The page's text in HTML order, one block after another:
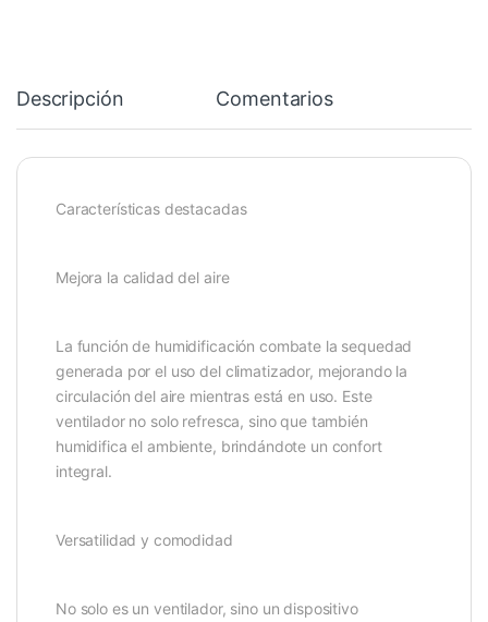
Descripción Comentarios
Características destacadas
Mejora la calidad del aire
La función de humidificación combate la sequedad
generada por el uso del climatizador, mejorando la
circulación del aire mientras está en uso. Este
ventilador no solo refresca, sino que también
humidifica el ambiente, brindándote un confort
integral.
Versatilidad y comodidad
No solo es un ventilador, sino un dispositivo